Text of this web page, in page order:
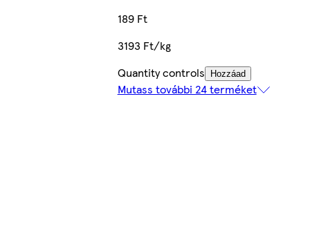
189 Ft
3193 Ft/kg
Quantity controls
Hozzáad
Mutass további 24 terméket